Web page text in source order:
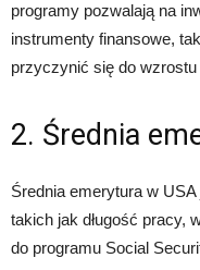
programy pozwalają na
instrumenty finansowe,
przyczynić się do wzrostu
2. Średnia
Średnia emerytura w
takich jak długość pracy,
do programu Social